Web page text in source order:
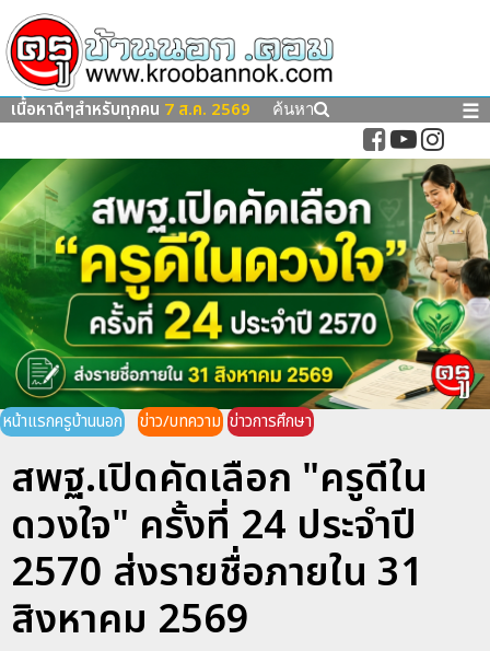
เนื้อหาดีๆสำหรับทุกคน 7 ส.ค. 2569 ค้นหา ☰
หน้าแรกครูบ้านนอก ข่าว/บทความ ข่าวการศึกษา
สพฐ.เปิดคัดเลือก "ครูดีใน
ดวงใจ" ครั้งที่ 24 ประจำปี
2570 ส่งรายชื่อภายใน 31
สิงหาคม 2569